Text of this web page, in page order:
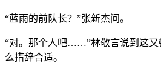
“蓝雨的前队长？”张新杰问。
“对。那个人吧……”林敬言说到这又
么措辞合适。